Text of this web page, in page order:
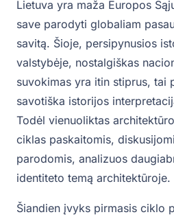
Lietuva yra maža Europos
save parodyti globaliam
savitą. Šioje, persipynusios
valstybėje, nostalgiškas
suvokimas yra itin stiprus, tai
savotiška istorijos
Todėl vienuoliktas
ciklas paskaitomis,
parodomis, analizuos
identiteto temą architektūroje.
Šiandien įvyks pirmasis ciklo